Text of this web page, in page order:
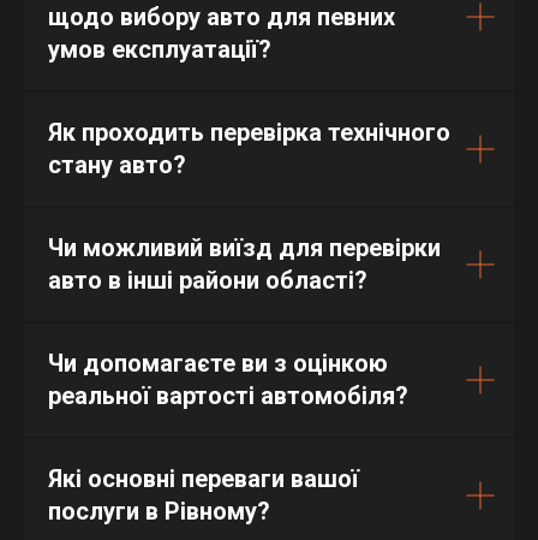
щодо вибору авто для певних
умов експлуатації?
Як проходить перевірка технічного
стану авто?
Чи можливий виїзд для перевірки
авто в інші райони області?
Чи допомагаєте ви з оцінкою
реальної вартості автомобіля?
Які основні переваги вашої
послуги в Рівному?